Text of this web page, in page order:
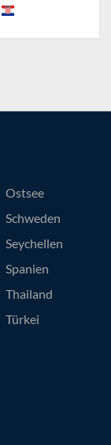
Ostsee
Schweden
Seychellen
Spanien
Thailand
Türkei